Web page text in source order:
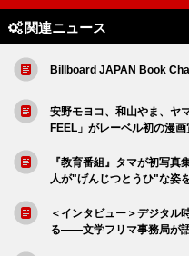
関連ニュース
Billboard JAPAN Book
安野モヨコ、和山やま、
FEEL」がレーベル初の漫
『教育番組』タマが初写
人が"げんじつとうひ"な姿
＜インタビュー＞デジタル
る――文学フリマ事務局が